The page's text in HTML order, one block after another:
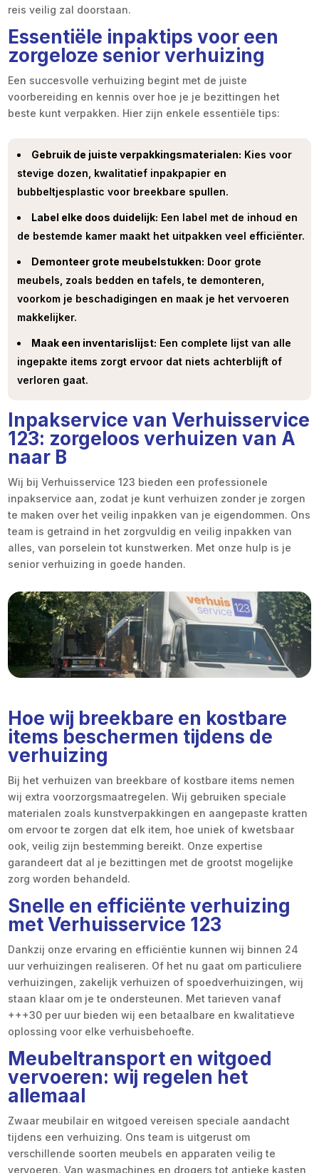
reis veilig zal doorstaan.
Essentiële inpaktips voor een
zorgeloze senior verhuizing
Een succesvolle verhuizing begint met de juiste
voorbereiding en kennis over hoe je je bezittingen het
beste kunt verpakken. Hier zijn enkele essentiële tips:
Gebruik de juiste verpakkingsmaterialen: Kies voor
stevige dozen, kwalitatief inpakpapier en
bubbeltjesplastic voor breekbare spullen.
Label elke doos duidelijk: Een label met de inhoud en
de bestemde kamer maakt het uitpakken veel efficiënter.
Demonteer grote meubelstukken: Door grote
meubels, zoals bedden en tafels, te demonteren,
voorkom je beschadigingen en maak je het vervoeren
makkelijker.
Maak een inventarislijst: Een complete lijst van alle
ingepakte items zorgt ervoor dat niets achterblijft of
verloren gaat.
Inpakservice van Verhuisservice
123: zorgeloos verhuizen van A
naar B
Wij bij Verhuisservice 123 bieden een professionele
inpakservice aan, zodat je kunt verhuizen zonder je zorgen
te maken over het veilig inpakken van je eigendommen. Ons
team is getraind in het zorgvuldig en veilig inpakken van
alles, van porselein tot kunstwerken. Met onze hulp is je
senior verhuizing in goede handen.
Hoe wij breekbare en kostbare
items beschermen tijdens de
verhuizing
Bij het verhuizen van breekbare of kostbare items nemen
wij extra voorzorgsmaatregelen. Wij gebruiken speciale
materialen zoals kunstverpakkingen en aangepaste kratten
om ervoor te zorgen dat elk item, hoe uniek of kwetsbaar
ook, veilig zijn bestemming bereikt. Onze expertise
garandeert dat al je bezittingen met de grootst mogelijke
zorg worden behandeld.
Snelle en efficiënte verhuizing
met Verhuisservice 123
Dankzij onze ervaring en efficiëntie kunnen wij binnen 24
uur verhuizingen realiseren. Of het nu gaat om particuliere
verhuizingen, zakelijk verhuizen of spoedverhuizingen, wij
staan klaar om je te ondersteunen. Met tarieven vanaf
+++30 per uur bieden wij een betaalbare en kwalitatieve
oplossing voor elke verhuisbehoefte.
Meubeltransport en witgoed
vervoeren: wij regelen het
allemaal
Zwaar meubilair en witgoed vereisen speciale aandacht
tijdens een verhuizing. Ons team is uitgerust om
verschillende soorten meubels en apparaten veilig te
vervoeren. Van wasmachines en drogers tot antieke kasten,